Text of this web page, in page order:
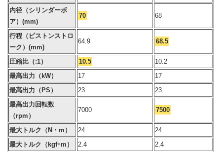
内径（シリンダーボ
ア）(mm)
70 68
行程（ピストンストロ
ーク）(mm)
64.9 68.5
圧縮比（:1） 10.5
10.2
最高出力（kW）
17
17
最高出力（PS）
23
23
最高出力回転数
（rpm）
7000 7500
最大トルク（N・m） 24
24
最大トルク（kgf･m）
2.4
2.4